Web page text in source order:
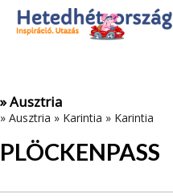
Az oldal sütiket (cookies)
Adatvédelmi tájékoztató
» Ausztria
» Ausztria » Karintia » Karintia
PLÖCKENPASS